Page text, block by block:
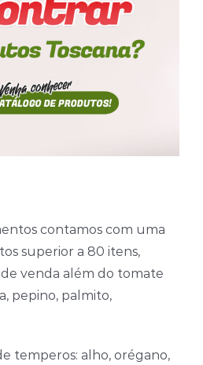
contamos com uma
superior a 80 itens,
venda além do tomate
pepino, palmito,
temperos: alho, orégano,